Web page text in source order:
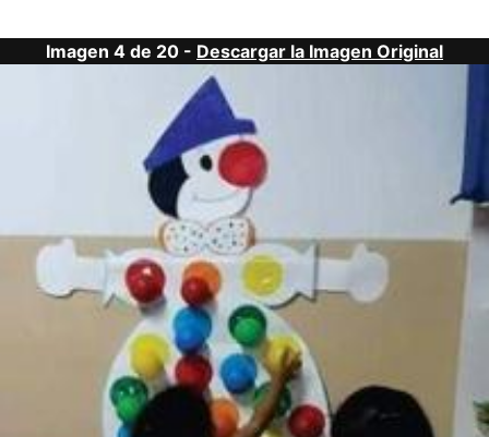
Imagen 4 de 20 - Descargar la Imagen Original